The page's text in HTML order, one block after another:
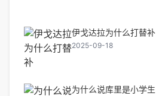
伊戈达拉为什么打替补
2025-09-18
为什么说库里是小学生